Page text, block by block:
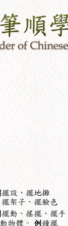
擺設、擺地攤
架子、擺臉色
擺動、搖擺、擺
物體。 例鐘擺